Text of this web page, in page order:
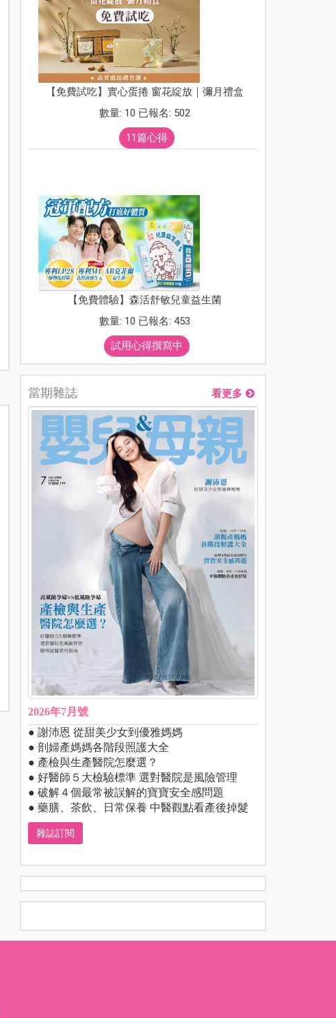
【免費試吃】實心蛋捲 窗花綻放｜彌月禮盒
數量: 10 已報名: 502
11篇心得
【免費體驗】森活舒敏兒童益生菌
數量: 10 已報名: 453
試用心得撰寫中
當期雜誌 看更多
2026年7月號
● 謝沛恩 從甜美少女到優雅媽媽
● 剖婦產媽媽各階段照護大全
● 產檢與生產醫院怎麼選？
● 好醫師５大檢驗標準 選對醫院是風險管理
● 破解４個最常被誤解的寶寶安全感問題
● 藥膳、茶飲、日常保養 中醫觀點看產後掉髮
雜誌訂閱